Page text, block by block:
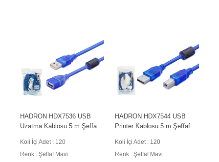
HADRON HDX7536 USB
Uzatma Kablosu 5 m Şeffaf
Koli İçi Adet : 120
Renk : Şeffaf Mavi
HADRON HDX7544 USB
Printer Kablosu 5 m Şeffaf
Koli İçi Adet : 120
Renk : Şeffaf Mavi